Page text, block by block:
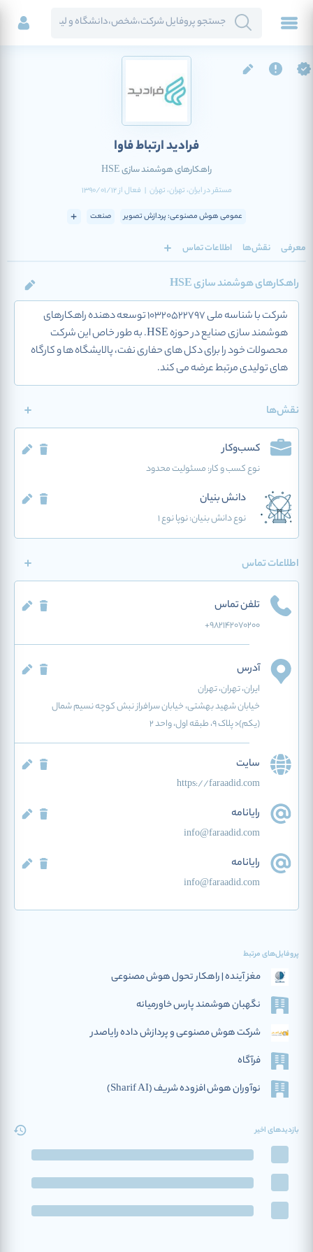
فرادید ارتباط فاوا
راهکارهای هوشمند سازی HSE
مستقر درایران، تهران، تهران | فعالاز1390/01/12
عمومی هوش مصنوعی: پردازش تصویر صنعت
معرفی نقش‌ها اطلاعات تماس
راهکارهای هوشمند سازی HSE
شرکت با شناسه ملی 10320522797 توسعه دهنده راهکارهای
هوشمند سازی صنایع در حوزه HSE. به طور خاص این شرکت
محصولات خود را برای دکل های حفاری نفت، پالایشگاه ها و کارگاه
های تولیدی مرتبط عرضه می کند.
نقش‌ها
کسب‌وکار
نوع کسب و کار:مسئولیت محدود
دانش بنیان
نوع دانش بنیان: نوپا نوع 1
اطلاعات تماس
تلفن تماس
+9821۴۲۰۷۰۲۰۰
آدرس
ایران، تهران، تهران
خیابان شهید بهشتی، خیابان سرافراز نبش کوچه نسیم شمال
(یکم)< پلاک ۹، طبقه اول، واحد ۲
سایت
https://faraadid.com
رایانامه
info@faraadid.com
رایانامه
info@faraadid.com
پروفایل‌های مرتبط
مغز آینده | راهکار تحول هوش مصنوعی
نگهبان هوشمند پارس خاورمیانه
شرکت هوش مصنوعی و پردازش داده رایاصدر
فرآگاه
نوآوران هوش افزوده‌ شریف (Sharif AI)
بازدیدهای اخیر